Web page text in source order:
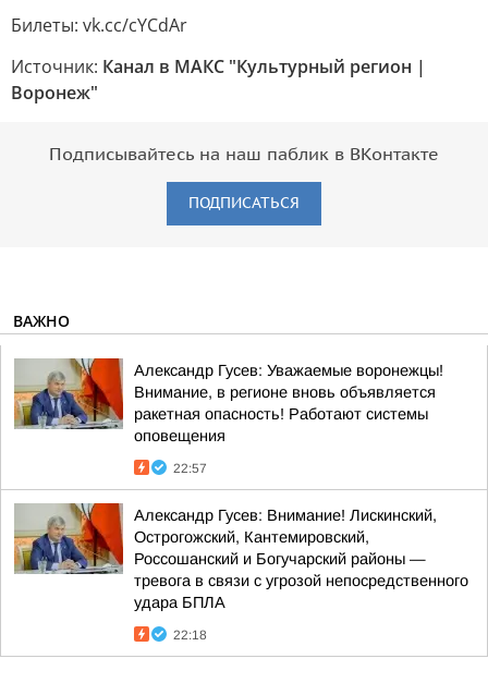
Билеты: vk.cc/cYCdAr
Источник: Канал в МАКС "Культурный регион |
Воронеж"
Подписывайтесь на наш паблик в ВКонтакте
ПОДПИСАТЬСЯ
ВАЖНО
Александр Гусев: Уважаемые воронежцы!
Внимание, в регионе вновь объявляется
ракетная опасность! Работают системы
оповещения
22:57
Александр Гусев: Внимание! Лискинский,
Острогожский, Кантемировский,
Россошанский и Богучарский районы —
тревога в связи с угрозой непосредственного
удара БПЛА
22:18